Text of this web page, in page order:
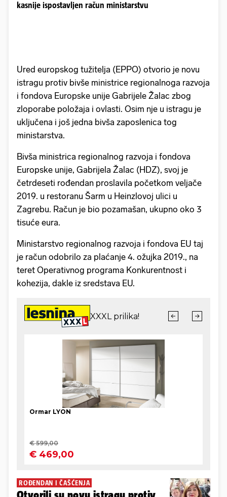
kasnije ispostavljen račun ministarstvu
Ured europskog tužitelja (EPPO) otvorio je novu
istragu protiv bivše ministrice regionalnoga razvoja
i fondova Europske unije Gabrijele Žalac zbog
zloporabe položaja i ovlasti. Osim nje u istragu je
uključena i još jedna bivša zaposlenica tog
ministarstva.
Bivša ministrica regionalnog razvoja i fondova
Europske unije, Gabrijela Žalac (HDZ), svoj je
četrdeseti rođendan proslavila početkom veljače
2019. u restoranu Šarm u Heinzlovoj ulici u
Zagrebu. Račun je bio pozamašan, ukupno oko 3
tisuće eura.
Ministarstvo regionalnog razvoja i fondova EU taj
je račun odobrilo za plaćanje 4. ožujka 2019., na
teret Operativnog programa Konkurentnost i
kohezija, dakle iz sredstava EU.
ROĐENDAN I ČAŠĆENJA